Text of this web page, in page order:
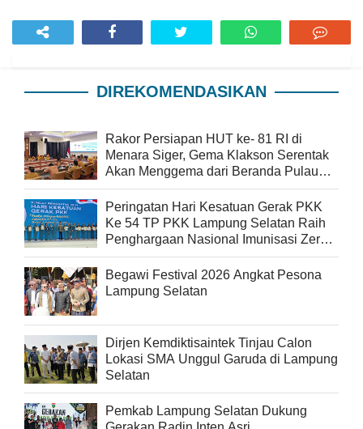
DIREKOMENDASIKAN
Rakor Persiapan HUT ke- 81 RI di
Menara Siger, Gema Klakson Serentak
Akan Menggema dari Beranda Pulau
Sumatra
Peringatan Hari Kesatuan Gerak PKK
Ke 54 TP PKK Lampung Selatan Raih
Penghargaan Nasional Imunisasi Zero
Dose
Begawi Festival 2026 Angkat Pesona
Lampung Selatan
Dirjen Kemdiktisaintek Tinjau Calon
Lokasi SMA Unggul Garuda di Lampung
Selatan
Pemkab Lampung Selatan Dukung